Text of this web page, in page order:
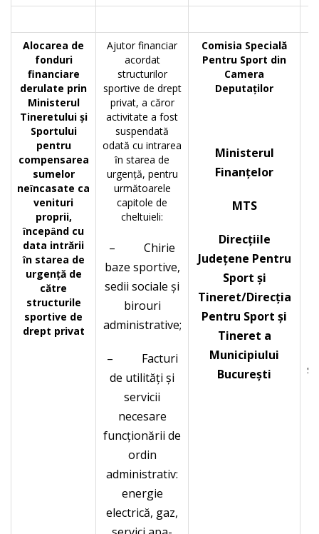
Alocarea de
fonduri
financiare
derulate prin
Ministerul
Tineretului şi
Sportului
pentru
compensarea
sumelor
neȋncasate ca
venituri
proprii,
ȋncepȃnd cu
data intrării
ȋn starea de
urgență de
către
structurile
sportive de
drept privat
Ajutor financiar
acordat
structurilor
sportive de drept
privat, a căror
activitate a fost
suspendată
odată cu intrarea
ȋn starea de
urgență, pentru
următoarele
capitole de
cheltuieli:
– Chirie
baze sportive,
sedii sociale şi
birouri
administrative;
– Facturi
de utilități şi
servicii
necesare
funcționării de
ordin
administrativ:
energie
electrică, gaz,
Comisia Specială
Pentru Sport din
Camera
Deputaților
Ministerul
Finanțelor
MTS
Direcțiile
Județene Pentru
Sport şi
Tineret/Direcția
Pentru Sport şi
Tineret a
Municipiului
Bucureşti
şi